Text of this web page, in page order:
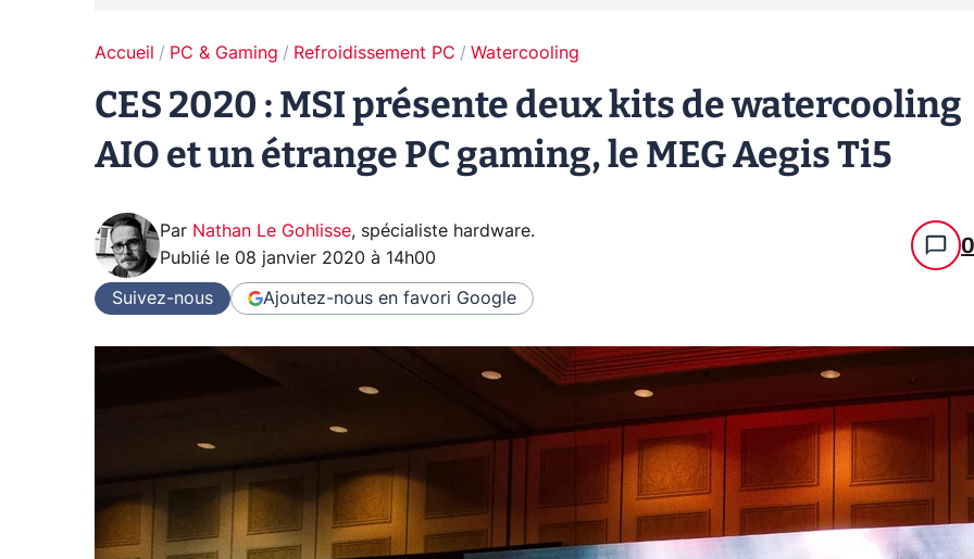
Accueil PC & Gaming Refroidissement PC Watercooling
CES 2020 : MSI présente deux kits de watercooling
AIO et un étrange PC gaming, le MEG Aegis Ti5
Par Nathan Le Gohlisse, spécialiste hardware.
Publié le 08 janvier 2020 à 14h00 0
Suivez-nous Ajoutez-nous en favori Google